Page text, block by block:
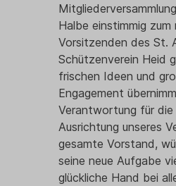
Halbe einstimmig zum
Vorsitzenden des St.
Schützenverein Heid
frischen Ideen und
Engagement
Verantwortung für
Ausrichtung unseres
gesamte Vorstand,
seine neue Aufgabe
glückliche Hand bei